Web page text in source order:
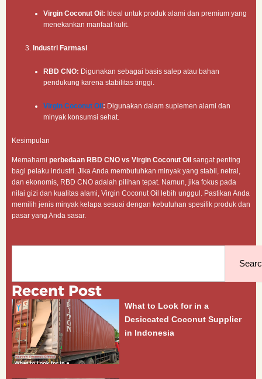
Virgin Coconut Oil: Ideal untuk produk alami dan premium yang
menekankan manfaat kulit.
Industri Farmasi
RBD CNO: Digunakan sebagai basis salep atau bahan
pendukung karena stabilitas tinggi.
Virgin Coconut Oil : Digunakan dalam suplemen alami dan
minyak konsumsi sehat.
Kesimpulan
Memahami perbedaan RBD CNO vs Virgin Coconut Oil sangat penting
bagi pelaku industri. Jika Anda membutuhkan minyak yang stabil, netral,
dan ekonomis, RBD CNO adalah pilihan tepat. Namun, jika fokus pada
nilai gizi dan kualitas alami, Virgin Coconut Oil lebih unggul. Pastikan Anda
memilih jenis minyak kelapa sesuai dengan kebutuhan spesifik produk dan
pasar yang Anda sasar.
Recent Post
What to Look for in a
Desiccated Coconut Supplier
in Indonesia